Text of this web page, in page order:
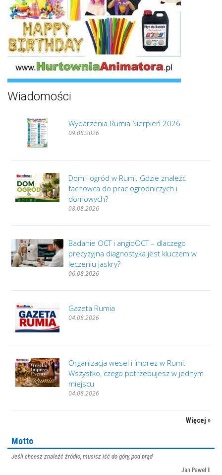
Wiadomości
Wydarzenia Rumia Sierpień 2026
09.08.2026
Dom i ogród w Rumi. Gdzie znaleźć
fachowca do prac ogrodniczych i
domowych?
08.08.2026
Badanie OCT i angioOCT – dlaczego
precyzyjna diagnostyka jest kluczem w
leczeniu jaskry?
06.08.2026
Gazeta Rumia
04.08.2026
Organizacja wesel i imprez w Rumi.
Wszystko, czego potrzebujesz w jednym
miejscu
04.08.2026
Więcej »
Motto
Jeśli chcesz znaleźć źródło, musisz iść do góry, pod prąd
Jan Paweł II